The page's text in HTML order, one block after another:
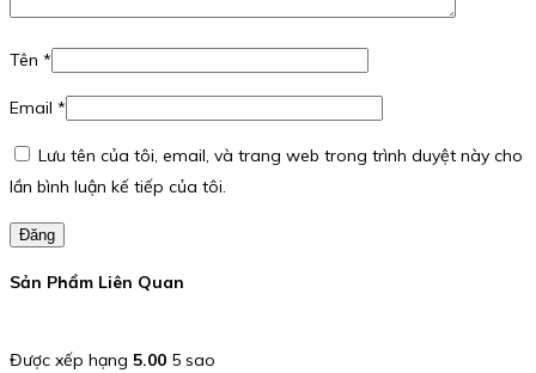
Tên *
Email *
Lưu tên của tôi, email, và trang web trong trình duyệt này cho
lần bình luận kế tiếp của tôi.
Đăng
Sản Phẩm Liên Quan
Được xếp hạng 5.00 5 sao